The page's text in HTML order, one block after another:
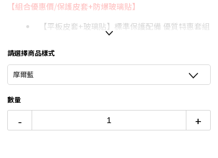
12期
24期
$53
$27 18家銀行/業者
■iPad 全系列配件→點我■
【組合優惠價/保護皮套+防爆玻璃貼】
【平板皮套+玻璃貼】標準保護配備 優質特惠套組
專業優質鋼化 超清晰防爆玻璃
最穩固三折式折疊支架，完美體驗
請選擇商品樣式
摩爾藍
數量
- +